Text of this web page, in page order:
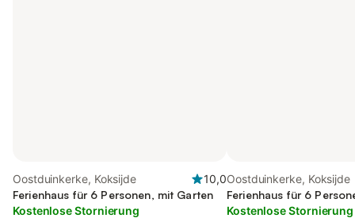
Oostduinkerke, Koksijde
10,0
Ferienhaus für 6 Personen, mit Garten
Kostenlose Stornierung
Oostduinkerke, Koksijde
Ferienhaus für 6
Kostenlose Stornierung